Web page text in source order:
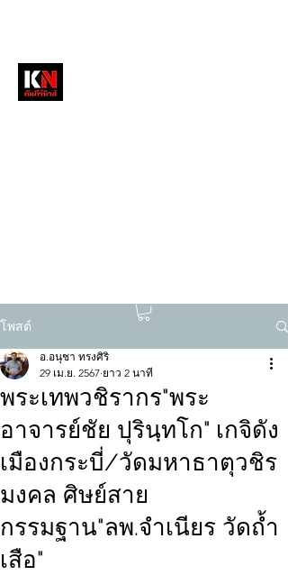
โพสต์
พระเทพวชิรากร"พระ
อาจารย์ชัย ปุรินฺทโก" เกจิดัง
เมืองกระบี่/วัดมหาธาตุวชิร
มงคล ศิษย์สาย
กรรมฐาน"ลพ.จำเนียร วัดถ้ำ
เสือ"
อ.อนุชา ทรงศิริ
29 เม.ย. 2567 ยาว 2 นาที